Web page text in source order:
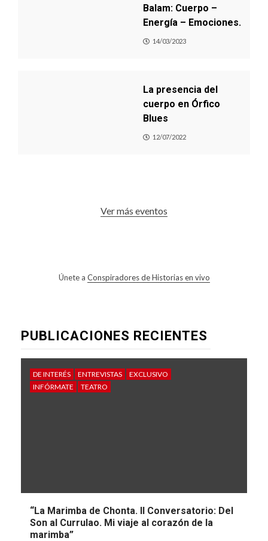
Balam: Cuerpo –
Energía – Emociones.
14/03/2023
La presencia del
cuerpo en Órfico
Blues
12/07/2022
Ver más eventos
Únete a Conspiradores de Historias en vivo
PUBLICACIONES RECIENTES
DE INTERÉS ENTREVISTAS
EXCLUSIVO
INFÓRMATE
TEATRO
“La Marimba de Chonta. II Conversatorio: Del
Son al Currulao. Mi viaje al corazón de la
marimba”